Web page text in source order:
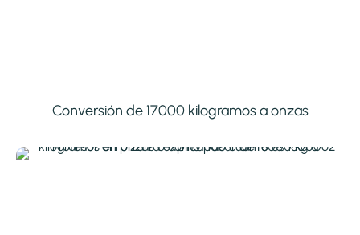
Conversión de 17000 kilogramos a onzas